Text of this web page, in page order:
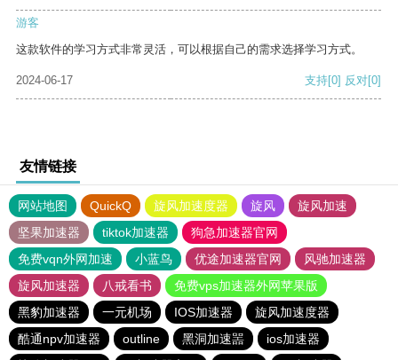
游客
这款软件的学习方式非常灵活，可以根据自己的需求选择学习方式。
2024-06-17 支持[0] 反对[0]
友情链接
网站地图 QuickQ 旋风加速度器 旋风
旋风加速
坚果加速器
tiktok加速器
狗急加速器官网
免费vqn外网加速
小蓝鸟 优途加速器官网
风驰加速器
旋风加速器
八戒看书
免费vps加速器外网苹果版
黑豹加速器
一元机场 IOS加速器
旋风加速度器
酷通npv加速器
outline 黑洞加速噐
ios加速器